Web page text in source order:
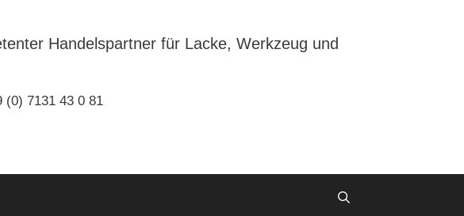
Handelspartner für Lacke, Werkzeug und
(0) 7131 43 0 81